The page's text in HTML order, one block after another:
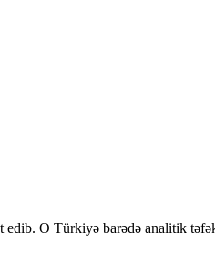
edib. O Türkiyə barədə analitik